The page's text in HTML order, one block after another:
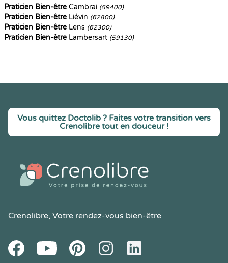
Praticien Bien-être Cambrai (59400)
Praticien Bien-être Liévin (62800)
Praticien Bien-être Lens (62300)
Praticien Bien-être Lambersart (59130)
Vous quittez Doctolib ? Faites votre transition vers
Crenolibre tout en douceur !
Crenolibre, Votre rendez-vous bien-être
FacebookYoutube PinteresetInstagramLinkedIn